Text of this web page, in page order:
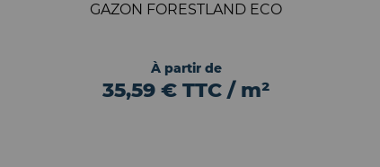
GAZON FORESTLAND ECO
À partir de
35,59 € TTC / m²